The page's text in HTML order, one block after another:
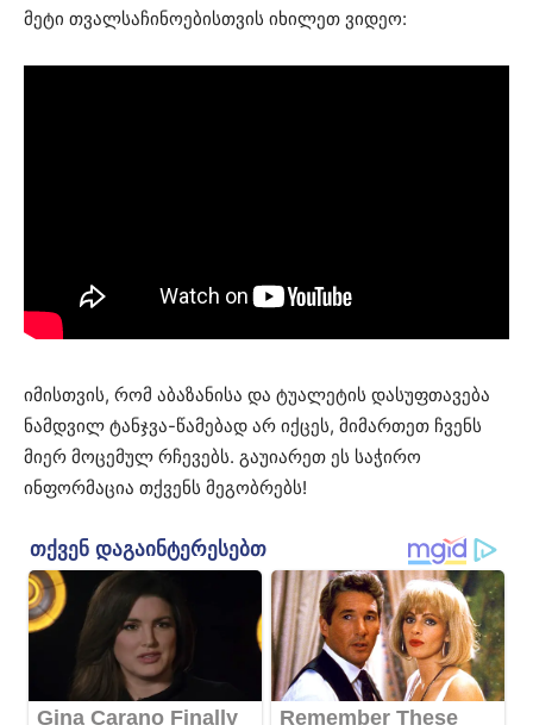
მეტი თვალსაჩინოებისთვის იხილეთ ვიდეო:
იმისთვის, რომ აბაზანისა და ტუალეტის დასუფთავება
ნამდვილ ტანჯვა-წამებად არ იქცეს, მიმართეთ ჩვენს
მიერ მოცემულ რჩევებს. გაუიარეთ ეს საჭირო
ინფორმაცია თქვენს მეგობრებს!